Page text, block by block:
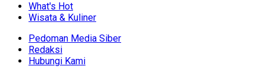
What's Hot
Wisata & Kuliner
Pedoman Media Siber
Redaksi
Hubungi Kami